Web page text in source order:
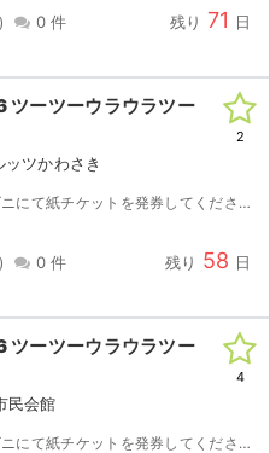
0 件 残り 71 日
ツーツーウラウラツー
ツかわさき
チケットを発券してみないと分かりませんのでご検討宜しくお願い致します。
0 件 残り 58 日
2
ツーツーウラウラツー
⺠会館
チケットを発券してみないと分かりませんのでご検討宜しくお願い致します。
4